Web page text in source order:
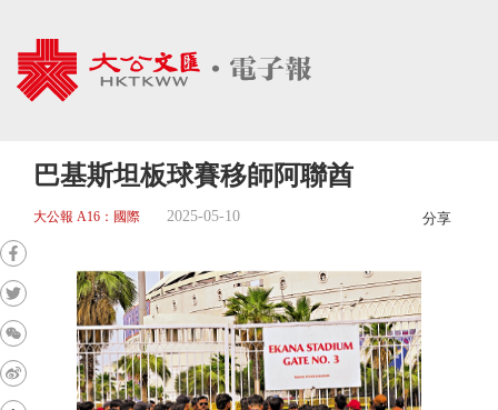
巴基斯坦板球賽移師阿聯酋
大公報 A16：國際 2025-05-10 分享